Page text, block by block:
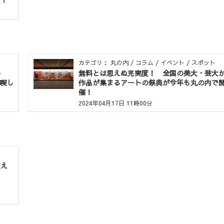
し
カテゴリ： 丸の内 / コラム / イベント / スポット
無料とは思えぬ充実度！ 全国の美大・芸大
作品が集まるアートの祭典が今年も丸の内で
催！
2024年04月17日 11時00分